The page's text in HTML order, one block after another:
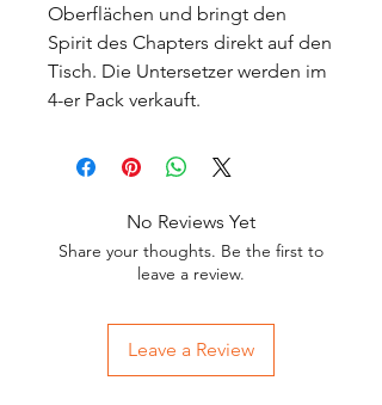
Oberflächen und bringt den
Spirit des Chapters direkt auf den
Tisch. Die Untersetzer werden im
4-er Pack verkauft.
No Reviews Yet
Share your thoughts. Be the first to
leave a review.
Leave a Review